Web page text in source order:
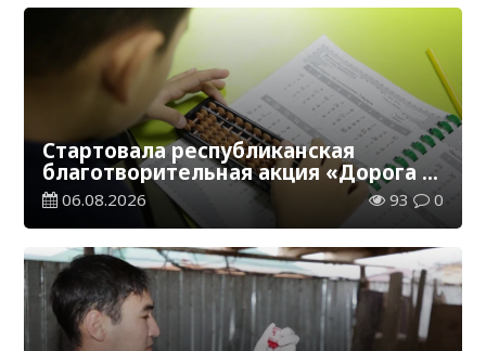
Стартовала республиканская
благотворительная акция «Дорога в
школу»
06.08.2026 93 0